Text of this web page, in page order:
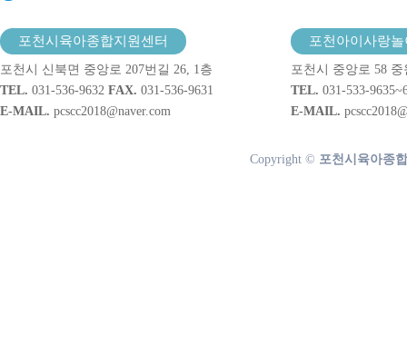
포천시육아종합지원센터
포천시 신북면 중앙로 207번길 26, 1층
TEL. 031-536-9632 FAX. 031-536-9631
E-MAIL. pcscc2018@naver.com
포천아이사랑
포천시 중앙로 58
TEL. 031-533-
E-MAIL.
Copyright © 포천시육아종